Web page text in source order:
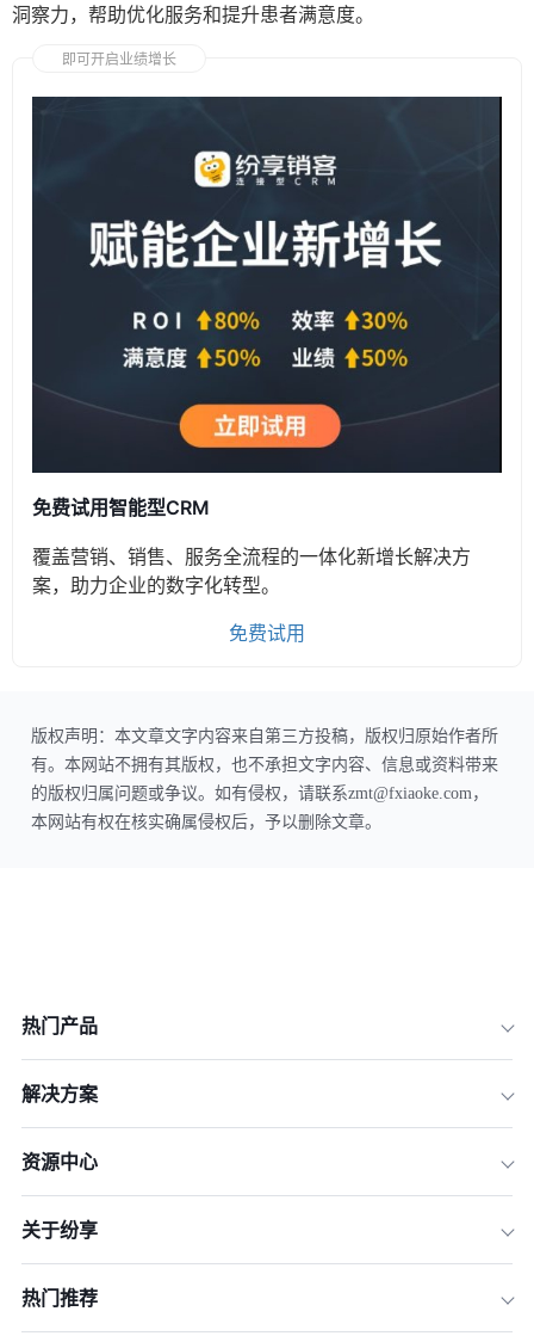
洞察力，帮助优化服务和提升患者满意度。
即可开启业绩增长
免费试用智能型CRM
覆盖营销、销售、服务全流程的一体化新增长解决方
案，助力企业的数字化转型。
免费试用
版权声明：本文章文字内容来自第三方投稿，版权归原始作者所
有。本网站不拥有其版权，也不承担文字内容、信息或资料带来
的版权归属问题或争议。如有侵权，请联系zmt@fxiaoke.com，
本网站有权在核实确属侵权后，予以删除文章。
热门产品
解决方案
资源中心
关于纷享
热门推荐